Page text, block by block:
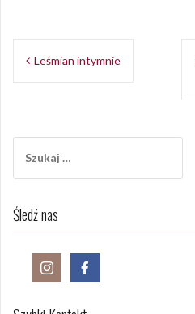
Nawigacja
Leśmian intymnie
Śledź nas